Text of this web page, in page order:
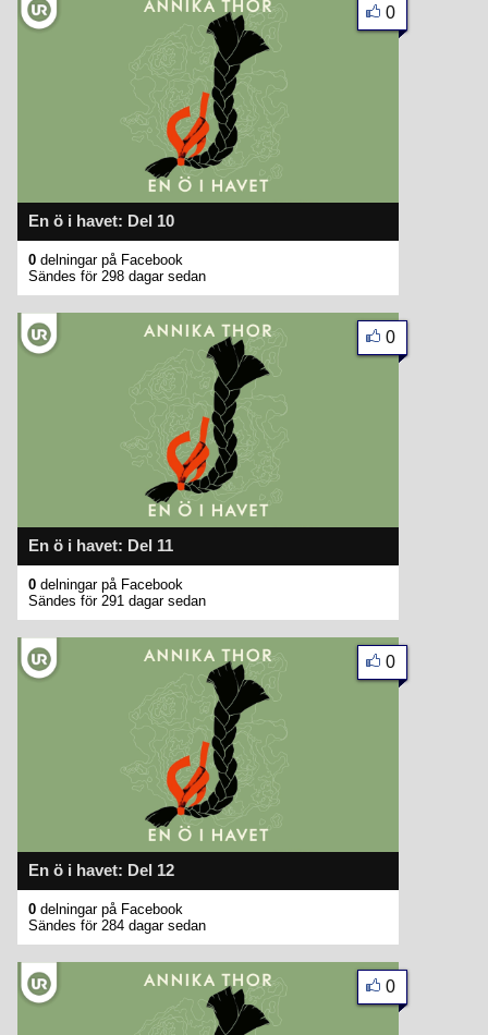
En ö i havet: Del 10
0
0 delningar på Facebook
Sändes för 298 dagar sedan
En ö i havet: Del 11
0
0 delningar på Facebook
Sändes för 291 dagar sedan
En ö i havet: Del 12
0
0 delningar på Facebook
Sändes för 284 dagar sedan
0